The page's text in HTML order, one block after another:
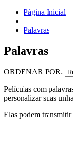
Página Inicial
Palavras
Palavras
ORDENAR POR:
Películas com
personalizar suas
Elas podem transmitir